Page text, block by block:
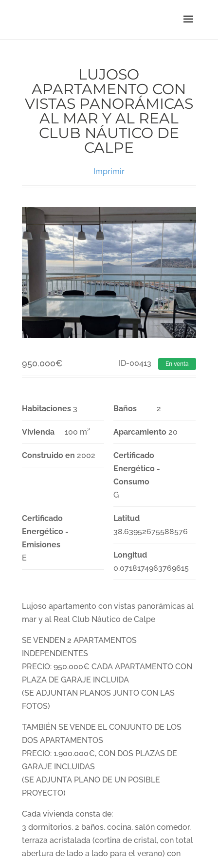
LUJOSO
APARTAMENTO CON
VISTAS PANORÁMICAS
AL MAR Y AL REAL
CLUB NÁUTICO DE
CALPE
Imprimir
950.000€ ID-00413 En venta
Habitaciones 3 Baños 2
Vivienda 100 m² Aparcamiento 20
Construido en 2002
Certificado
Energético -
Consumo
G
Certificado
Energético -
Emisiones
E
Latitud
38.63952675588576
Longitud
0.0718174963769615
Lujoso apartamento con vistas panorámicas al
mar y al Real Club Náutico de Calpe
SE VENDEN 2 APARTAMENTOS
INDEPENDIENTES
PRECIO: 950.000€ CADA APARTAMENTO CON
PLAZA DE GARAJE INCLUIDA
(SE ADJUNTAN PLANOS JUNTO CON LAS
FOTOS)
TAMBIÉN SE VENDE EL CONJUNTO DE LOS
DOS APARTAMENTOS
PRECIO: 1.900.000€, CON DOS PLAZAS DE
GARAJE INCLUIDAS
(SE ADJUNTA PLANO DE UN POSIBLE
PROYECTO)
Cada vivienda consta de:
3 dormitorios, 2 baños, cocina, salón comedor,
terraza acristalada (cortina de cristal, con total
abertura de lado a lado para el verano) con